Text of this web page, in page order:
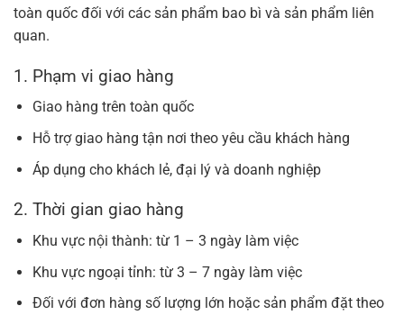
toàn quốc đối với các sản phẩm bao bì và sản phẩm liên
quan.
1. Phạm vi giao hàng
Giao hàng trên toàn quốc
Hỗ trợ giao hàng tận nơi theo yêu cầu khách hàng
Áp dụng cho khách lẻ, đại lý và doanh nghiệp
2. Thời gian giao hàng
Khu vực nội thành: từ 1 – 3 ngày làm việc
Khu vực ngoại tỉnh: từ 3 – 7 ngày làm việc
Đối với đơn hàng số lượng lớn hoặc sản phẩm đặt theo